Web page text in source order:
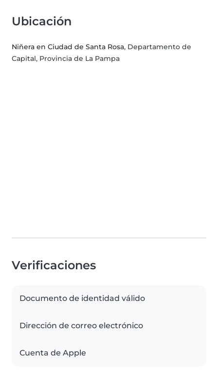
Ubicación
Niñera en Ciudad de Santa Rosa, Departamento de
Capital, Provincia de La Pampa
Verificaciones
Documento de identidad válido
Dirección de correo electrónico
Cuenta de Apple